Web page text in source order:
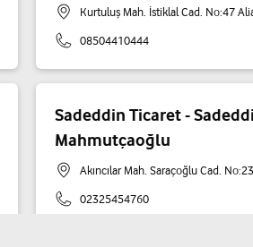
Kurtuluş Mah. İstiklal Cad. No:47
08504410444
Sadeddin Ticaret -
Mahmutçaoğlu
Akıncılar Mah. Saraçoğlu Cad.
02325454760